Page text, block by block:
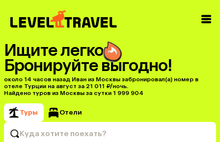
Ищите легко
Бронируйте выгодно!
около 14 часов назад Иван из Москвы забронировал(а) номер в
отеле Турции на август за 21 011 ₽/ночь.
Найдено туров из Москвы за сутки 1 999 904
Туры Отели
Куда хотите поехать?